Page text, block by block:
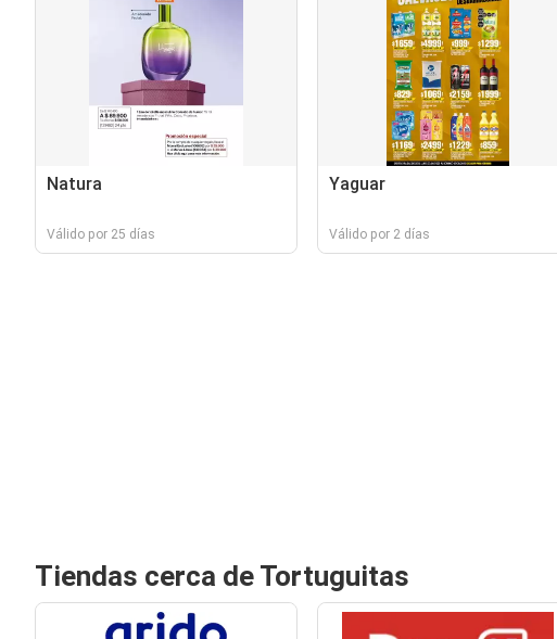
Natura
Válido por 25 días
Yaguar
Válido por 2 días
Tiendas cerca de Tortuguitas